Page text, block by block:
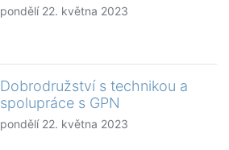
pondělí 22. května 2023
Dobrodružství s technikou a
spolupráce s GPN
pondělí 22. května 2023